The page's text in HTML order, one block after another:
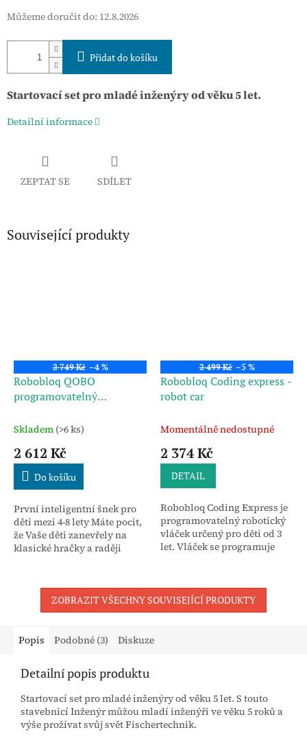
Můžeme doručit do: 12.8.2026
Přidat do košíku
Startovací set pro mladé inženýry od věku 5 let.
Detailní informace
ZEPTAT SE SDÍLET
Související produkty
2 749 Kč –4 %
Robobloq QOBO
programovatelný
4-8 let
Skladem (>6 ks)
2 612 Kč
Do košíku
První inteligentní šnek pro
děti mezi 4-8 lety Máte pocit,
že Vaše děti zanevřely na
klasické hračky a raději
za pomoci...
2 499 Kč –5 %
Robobloq Coding express -
robot car
Momentálně nedostupné
2 374 Kč
DETAIL
Robobloq Coding Express je
programovatelný robotický
vláček určený pro děti od 3
let. Vláček se programuje
dětmi, ale i...
ZOBRAZIT VŠECHNY SOUVISEJÍCÍ PRODUKTY
Popis Podobné (3) Diskuze
Detailní popis produktu
Startovací set pro mladé inženýry od věku 5 let. S touto
stavebnicí Inženýr můžou mladí inženýři ve věku 5 roků a
výše prožívat svůj svět Fischertechnik.